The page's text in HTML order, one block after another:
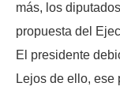
más, los
propuesta del
El presidente
Lejos de ello, ese